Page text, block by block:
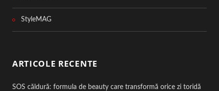
StyleMAG
ARTICOLE RECENTE
SOS căldură: formula de beauty care transformă orice zi toridă